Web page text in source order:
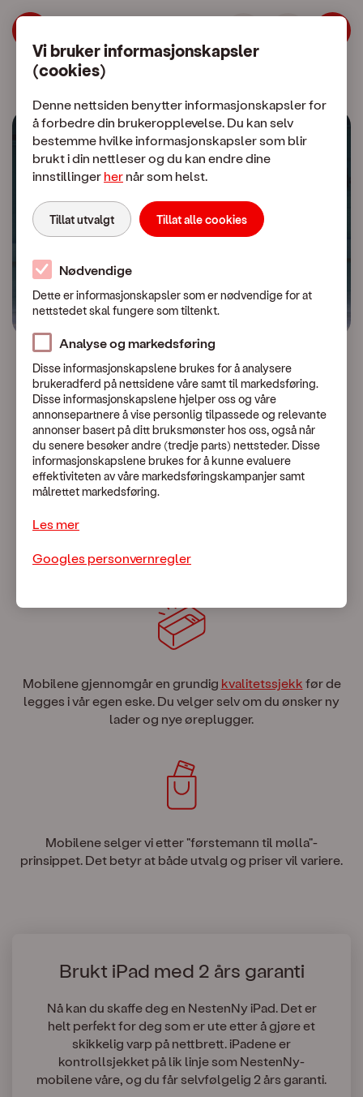
Hopp til meny
Hopp til hovedinnholdNestenNy - Bittelitt brukte mobiler til
Mobilabonnement
Bittelitt brukte mobiler til en lavere pris
Se hele utvalget
Dette er NestenNy
Hvert år returneres en mengde brukte mobiler. Med
fineste av disse på.
Mobilene gjennomgår en grundig kvalitetssjekk før de
legges i vår egen eske. Du velger selv om du ønsker ny
lader og nye øreplugger.
Mobilene selger vi etter "førstemann til mølla"-
prinsippet. Det betyr at både utvalg og priser vil variere.
Brukt iPad med 2 års garanti
Nå kan du skaffe deg en NestenNy iPad. Det er
helt perfekt for deg som er ute etter å gjøre et
skikkelig varp på nettbrett. iPadene er
kontrollsjekket på lik linje som NestenNy-
mobilene våre, og du får selvfølgelig 2 års garanti.
Vi bruker informasjonskapsler
(cookies)
Denne nettsiden benytter informasjonskapsler for
å forbedre din brukeropplevelse. Du kan selv
bestemme hvilke informasjonskapsler som blir
brukt i din nettleser og du kan endre dine
innstillinger her når som helst.
Tillat utvalgt Tillat alle cookies
Nødvendige
Dette er informasjonskapsler som er nødvendige for at
nettstedet skal fungere som tiltenkt.
Analyse og markedsføring
Disse informasjonskapslene brukes for å analysere
brukeradferd på nettsidene våre samt til markedsføring.
Disse informasjonskapslene hjelper oss og våre
annonsepartnere å vise personlig tilpassede og relevante
annonser basert på ditt bruksmønster hos oss, også når
du senere besøker andre (tredje parts) nettsteder. Disse
informasjonskapslene brukes for å kunne evaluere
effektiviteten av våre markedsføringskampanjer samt
målrettet markedsføring.
Les mer
Googles personvernregler